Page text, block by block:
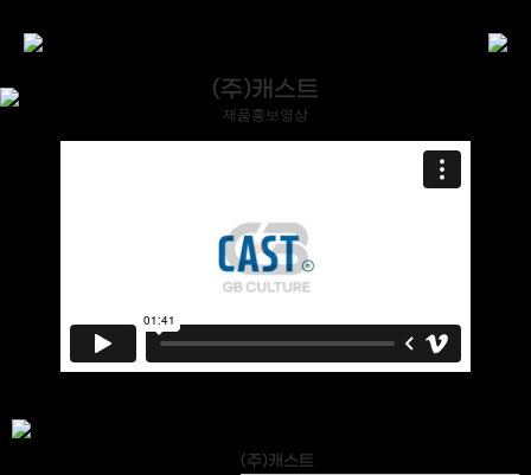
(주)캐스트
제품홍보영상
(주)캐스트